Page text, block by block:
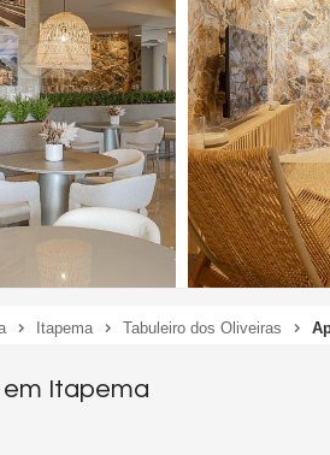
Itapema Tabuleiro dos Oliveiras
Itapema